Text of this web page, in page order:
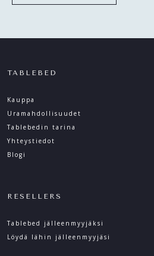
TABLEBED
Kauppa
Uramahdollisuudet
Tablebedin tarina
Yhteystiedot
Blogi
RESELLERS
Tablebed jälleenmyyjäksi
Löydä lähin jälleenmyyjäsi